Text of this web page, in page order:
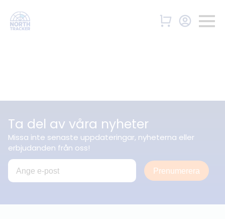
Ta del av våra nyheter
Missa inte senaste uppdateringar, nyheterna eller
erbjudanden från oss!
Prenumerera